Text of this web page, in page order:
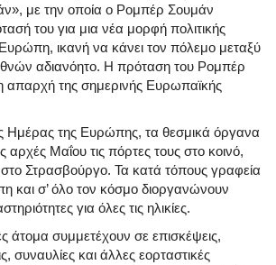
με την οποία ο Ρομπέρ Σουμάν
του για μια νέα μορφή πολιτικής
ικανή να κάνει τον πόλεμο μεταξύ
αδιανόητο. Η πρόταση του Ρομπέρ
απαρχή της σημερινής Ευρωπαϊκής
Ημέρας της Ευρώπης, τα θεσμικά όργανα
αρχές Μαΐου τις πόρτες τους στο κοινό,
στο Στρασβούργο. Τα κατά τόπους γραφεία
και σ’ όλο τον κόσμο διοργανώνουν
για όλες τις ηλικίες.
άτομα συμμετέχουν σε επισκέψεις,
συναυλίες και άλλες εορταστικές